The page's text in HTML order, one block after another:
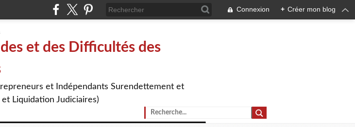
Connexion + Créer mon blog
et des Difficultés des
et Indépendants Surendettement et
Liquidation Judiciaires)